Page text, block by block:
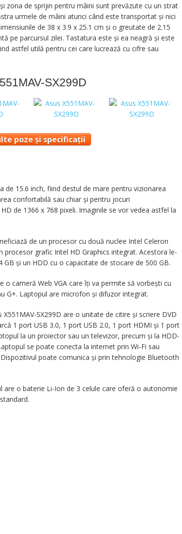
zona de sprijin pentru mâini sunt prevăzute cu un strat
urmele de mâini atunci când este transportat și nici
de 38 x 3.9 x 25.1 cm și o greutate de 2.15
pe parcursul zilei. Tastatura este și ea neagră și este
astfel utilă pentru cei care lucrează cu cifre sau
SX299D
poze și specificații
de 15.6 inch, fiind destul de mare pentru vizionarea
confortabilă sau chiar și pentru jocuri
de 1366 x 768 pixeli. Imaginile se vor vedea astfel la
de un procesor cu două nuclee Intel Celeron
procesor grafic Intel HD Graphics integrat. Acestora le-
și un HDD cu o capacitate de stocare de 500 GB.
o cameră Web VGA care îți va permite să vorbești cu
G+. Laptopul are microfon și difuzor integrat.
SX299D are o unitate de citire și scriere DVD
1 port USB 3.0, 1 port USB 2.0, 1 port HDMI și 1 port
la un proiector sau un televizor, precum și la HDD-
se poate conecta la internet prin Wi-Fi sau
poate comunica și prin tehnologie Bluetooth
are o baterie Li-Ion de 3 celule care oferă o autonomie